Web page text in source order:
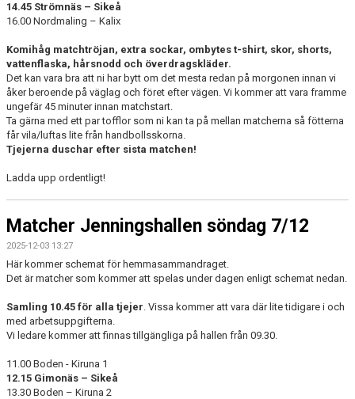
14.45 Strömnäs – Sikeå
16.00 Nordmaling – Kalix
Komihåg matchtröjan, extra sockar, ombytes t-shirt, skor, shorts,
vattenflaska, hårsnodd och överdragskläder.
Det kan vara bra att ni har bytt om det mesta redan på morgonen innan vi
åker beroende på väglag och föret efter vägen. Vi kommer att vara framme
ungefär 45 minuter innan matchstart.
Ta gärna med ett par tofflor som ni kan ta på mellan matcherna så fötterna
får vila/luftas lite från handbollsskorna.
Tjejerna duschar efter sista matchen!
Ladda upp ordentligt!
Matcher Jenningshallen söndag 7/12
2025-12-03 13:27
Här kommer schemat för hemmasammandraget.
Det är matcher som kommer att spelas under dagen enligt schemat nedan.
Samling 10.45 för alla tjejer. Vissa kommer att vara där lite tidigare i och
med arbetsuppgifterna.
Vi ledare kommer att finnas tillgängliga på hallen från 09.30.
11.00 Boden - Kiruna 1
12.15 Gimonäs – Sikeå
13.30 Boden – Kiruna 2